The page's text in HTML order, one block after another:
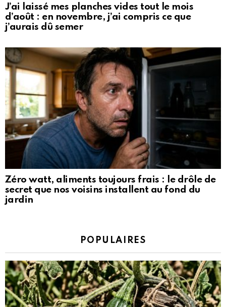
J’ai laissé mes planches vides tout le mois
d’août : en novembre, j’ai compris ce que
j’aurais dû semer
Zéro watt, aliments toujours frais : le drôle de
secret que nos voisins installent au fond du
jardin
POPULAIRES